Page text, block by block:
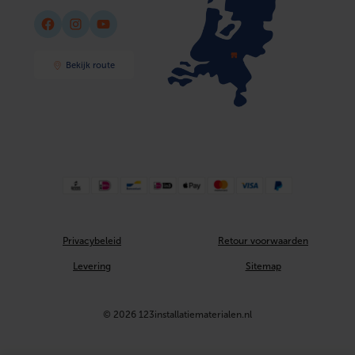
Facebook Instagram YouTube
Bekijk route
Privacybeleid Retour voorwaarden
Levering Sitemap
© 2026 123installatiematerialen.nl